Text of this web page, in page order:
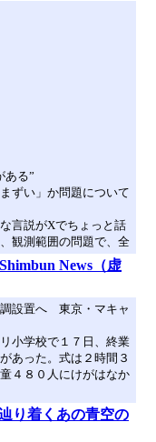
ある”
ずい」か問題について
言説がXでちょっと話
観測範囲の問題で、全
News（虚
設置へ 東京・マキャ
小学校で１７日、終業
あった。式は２時間３
４８０人にけがはなか
り着くあの青空の